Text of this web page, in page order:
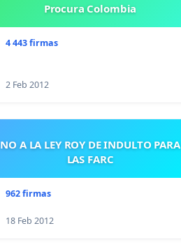
Procura Colombia
4 443 firmas
2 Feb 2012
NO A LA LEY ROY DE INDULTO PARA
LAS FARC
962 firmas
18 Feb 2012